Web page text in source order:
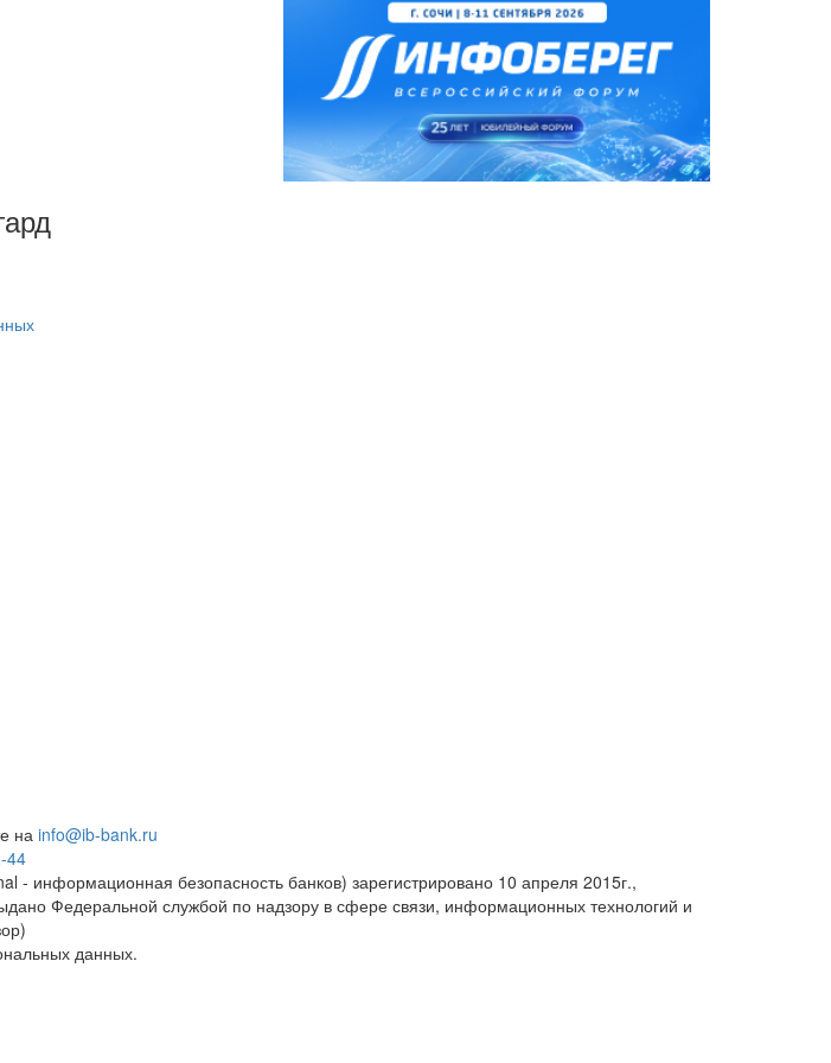
на info@ib-bank.ru
44
- информационная безопасность банков) зарегистрировано 10 апреля 2015г.,
Федеральной службой по надзору в сфере связи, информационных технологий и
данных.